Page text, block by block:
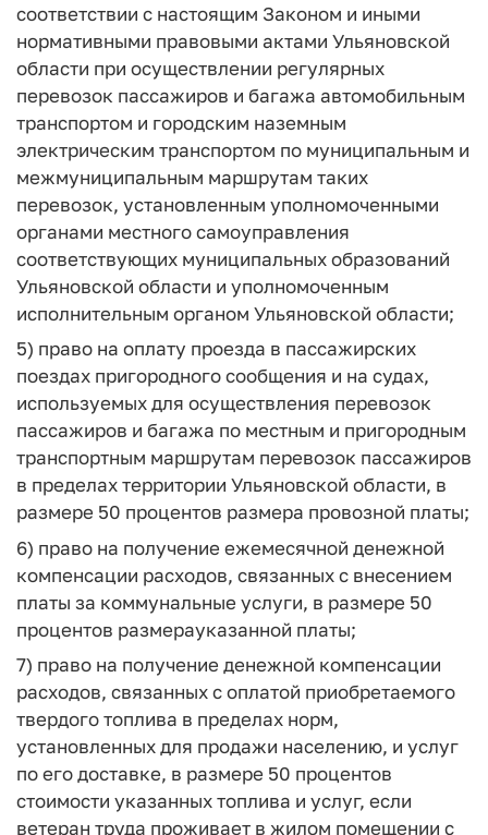
соответствии с настоящим Законом и иными
нормативными правовыми актами Ульяновской
области при осуществлении регулярных
перевозок пассажиров и багажа автомобильным
транспортом и городским наземным
электрическим транспортом по муниципальным и
межмуниципальным маршрутам таких
перевозок, установленным уполномоченными
органами местного самоуправления
соответствующих муниципальных образований
Ульяновской области и уполномоченным
исполнительным органом Ульяновской области;
5) право на оплату проезда в пассажирских
поездах пригородного сообщения и на судах,
используемых для осуществления перевозок
пассажиров и багажа по местным и пригородным
транспортным маршрутам перевозок пассажиров
в пределах территории Ульяновской области, в
размере 50 процентов размера провозной платы;
6) право на получение ежемесячной денежной
компенсации расходов, связанных с внесением
платы за коммунальные услуги, в размере 50
процентов размерауказанной платы;
7) право на получение денежной компенсации
расходов, связанных с оплатой приобретаемого
твердого топлива в пределах норм,
установленных для продажи населению, и услуг
по его доставке, в размере 50 процентов
стоимости указанных топлива и услуг, если
ветеран труда проживает в жилом помещении с